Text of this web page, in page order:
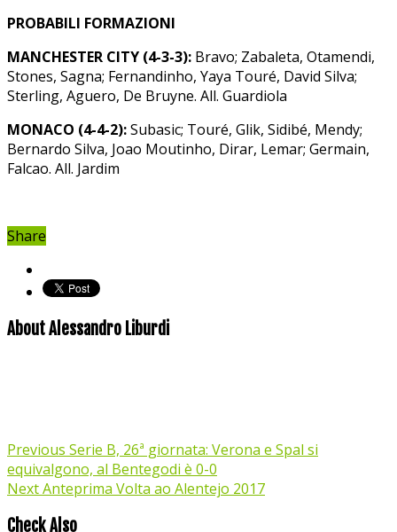
PROBABILI FORMAZIONI
MANCHESTER CITY (4-3-3): Bravo; Zabaleta, Otamendi,
Stones, Sagna; Fernandinho, Yaya Touré, David Silva;
Sterling, Aguero, De Bruyne. All. Guardiola
MONACO (4-4-2):Subasic; Touré, Glik, Sidibé, Mendy;
Bernardo Silva, Joao Moutinho, Dirar, Lemar; Germain,
Falcao. All. Jardim
Share
About Alessandro Liburdi
Previous Serie B, 26ª giornata: Verona e Spal si
equivalgono, al Bentegodi è 0-0
NextAnteprima Volta ao Alentejo 2017
Check Also